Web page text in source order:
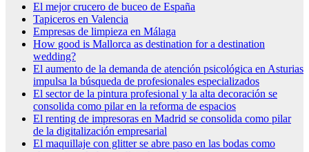
El mejor crucero de buceo de España
Tapiceros en Valencia
Empresas de limpieza en Málaga
How good is Mallorca as destination for a destination
wedding?
El aumento de la demanda de atención psicológica en Asturias
impulsa la búsqueda de profesionales especializados
El sector de la pintura profesional y la alta decoración se
consolida como pilar en la reforma de espacios
El renting de impresoras en Madrid se consolida como pilar
de la digitalización empresarial
El maquillaje con glitter se abre paso en las bodas como